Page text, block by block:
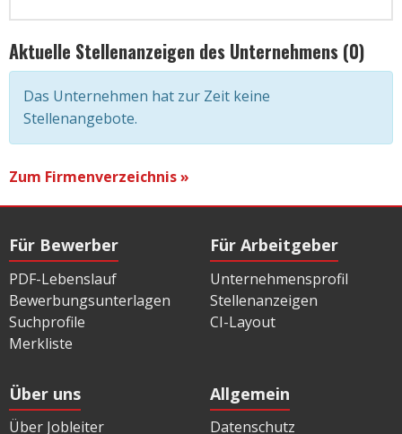
Aktuelle Stellenanzeigen des Unternehmens (0)
Das Unternehmen hat zur Zeit keine
Stellenangebote.
Zum Firmenverzeichnis »
Für Bewerber
PDF-Lebenslauf
Bewerbungsunterlagen
Suchprofile
Merkliste
Für Arbeitgeber
Unternehmensprofil
Stellenanzeigen
CI-Layout
Über uns
Über Jobleiter
Allgemein
Datenschutz